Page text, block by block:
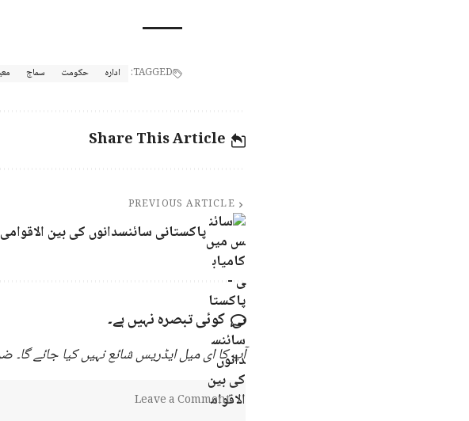
TAGGED: ادارہ حکومت سماج
Share This Article
PREVIOUS ARTICLE
پاکستانی سائنسدانوں کی بین
کوئی تبصرہ نہیں ہے۔
آپ کا ای میل ایڈریس شائع نہیں کیا جائے گا۔